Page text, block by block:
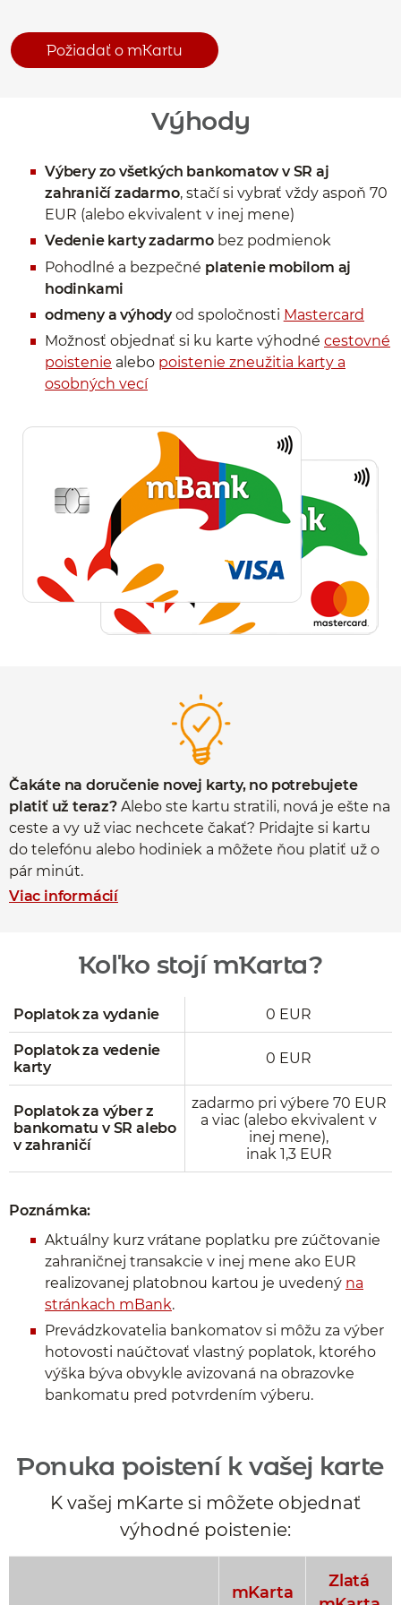
Požiadať o mKartu
Výhody
Výbery zo všetkých bankomatov v SR aj
zahraničí zadarmo, stačí si vybrať vždy aspoň 70
EUR (alebo ekvivalent v inej mene)
Vedenie karty zadarmobez podmienok
Pohodlné a bezpečné platenie mobilom aj
hodinkami
odmeny a výhodyod spoločnosti Mastercard
Možnosť objednať si ku karte výhodné cestovné
poistenie alebo poistenie zneužitia karty a
osobných vecí
Čakáte na doručenie novej karty, no potrebujete
platiť už teraz? Alebo ste kartu stratili, nová je ešte na
ceste a vy už viac nechcete čakať? Pridajte si kartu
do telefónu alebo hodiniek a môžete ňou platiť už o
pár minút.
Viac informácií
Koľko stojí mKarta?
Poplatok za vydanie 0 EUR
Poplatok za vedenie
karty
0 EUR
Poplatok za výber z
bankomatu v SR alebo
v zahraničí
zadarmo pri výbere 70 EUR
a viac (alebo ekvivalent v
inej mene),
inak 1,3 EUR
Poznámka:
Aktuálny kurz vrátane poplatku pre zúčtovanie
zahraničnej transakcie v inej mene ako EUR
realizovanej platobnou kartou je uvedený na
stránkach mBank.
Prevádzkovatelia bankomatov si môžu za výber
hotovosti naúčtovať vlastný poplatok, ktorého
výška býva obvykle avizovaná na obrazovke
bankomatu pred potvrdením výberu.
Ponuka poistení k vašej karte
K vašej mKarte si môžete objednať
výhodné poistenie:
mKarta
Zlatá